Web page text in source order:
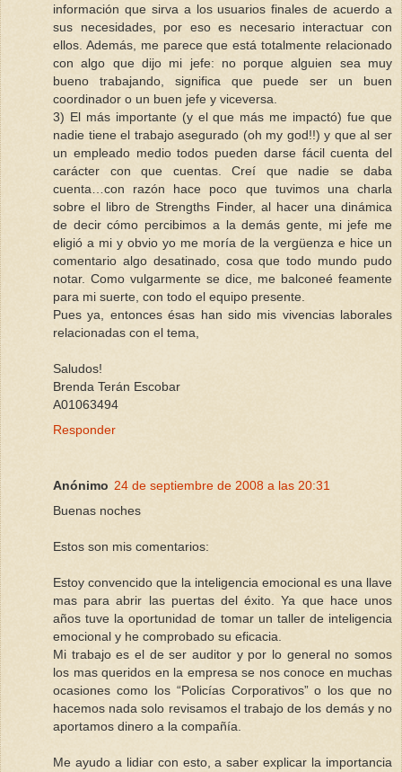
información que sirva a los usuarios finales de acuerdo a
sus necesidades, por eso es necesario interactuar con
ellos. Además, me parece que está totalmente relacionado
con algo que dijo mi jefe: no porque alguien sea muy
bueno trabajando, significa que puede ser un buen
coordinador o un buen jefe y viceversa.
3) El más importante (y el que más me impactó) fue que
nadie tiene el trabajo asegurado (oh my god!!) y que al ser
un empleado medio todos pueden darse fácil cuenta del
carácter con que cuentas. Creí que nadie se daba
cuenta…con razón hace poco que tuvimos una charla
sobre el libro de Strengths Finder, al hacer una dinámica
de decir cómo percibimos a la demás gente, mi jefe me
eligió a mi y obvio yo me moría de la vergüenza e hice un
comentario algo desatinado, cosa que todo mundo pudo
notar. Como vulgarmente se dice, me balconeé feamente
para mi suerte, con todo el equipo presente.
Pues ya, entonces ésas han sido mis vivencias laborales
relacionadas con el tema,
Saludos!
Brenda Terán Escobar
A01063494
Responder
Anónimo 24 de septiembre de 2008 a las 20:31
Buenas noches
Estos son mis comentarios:
Estoy convencido que la inteligencia emocional es una llave
mas para abrir las puertas del éxito. Ya que hace unos
años tuve la oportunidad de tomar un taller de inteligencia
emocional y he comprobado su eficacia.
Mi trabajo es el de ser auditor y por lo general no somos
los mas queridos en la empresa se nos conoce en muchas
ocasiones como los “Policías Corporativos” o los que no
hacemos nada solo revisamos el trabajo de los demás y no
aportamos dinero a la compañía.
Me ayudo a lidiar con esto, a saber explicar la importancia